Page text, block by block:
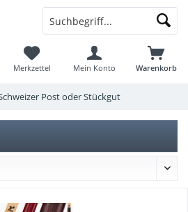
Warenkorb
Merkzettel Mein Konto
Post oder Stückgut